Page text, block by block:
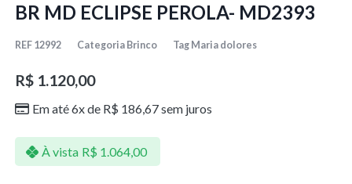
BR MD ECLIPSE PEROLA- MD2393
REF 12992 Categoria Brinco Tag Maria dolores
R$1.120,00
Em até 6x de R$ 186,67sem juros
À vista R$ 1.064,00